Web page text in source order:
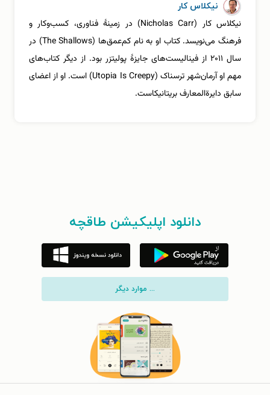
نیکلاس کار
نیکلاس کار (Nicholas Carr) در زمینهٔ فناوری، کسب‌وکار و
فرهنگ می‌نویسد. کتاب او به نام کم‌عمق‌ها (The Shallows) در
سال ۲۰۱۱ از فینالیست‌های جایزهٔ پولیتزر بود. از دیگر کتاب‌های
مهم او آرمان‌شهر ترسناک (Utopia Is Creepy) است. او از اعضای
سابق دایرةالمعارف بریتانیکاست.
دانلود اپلیکیشن طاقچه
... موارد دیگر